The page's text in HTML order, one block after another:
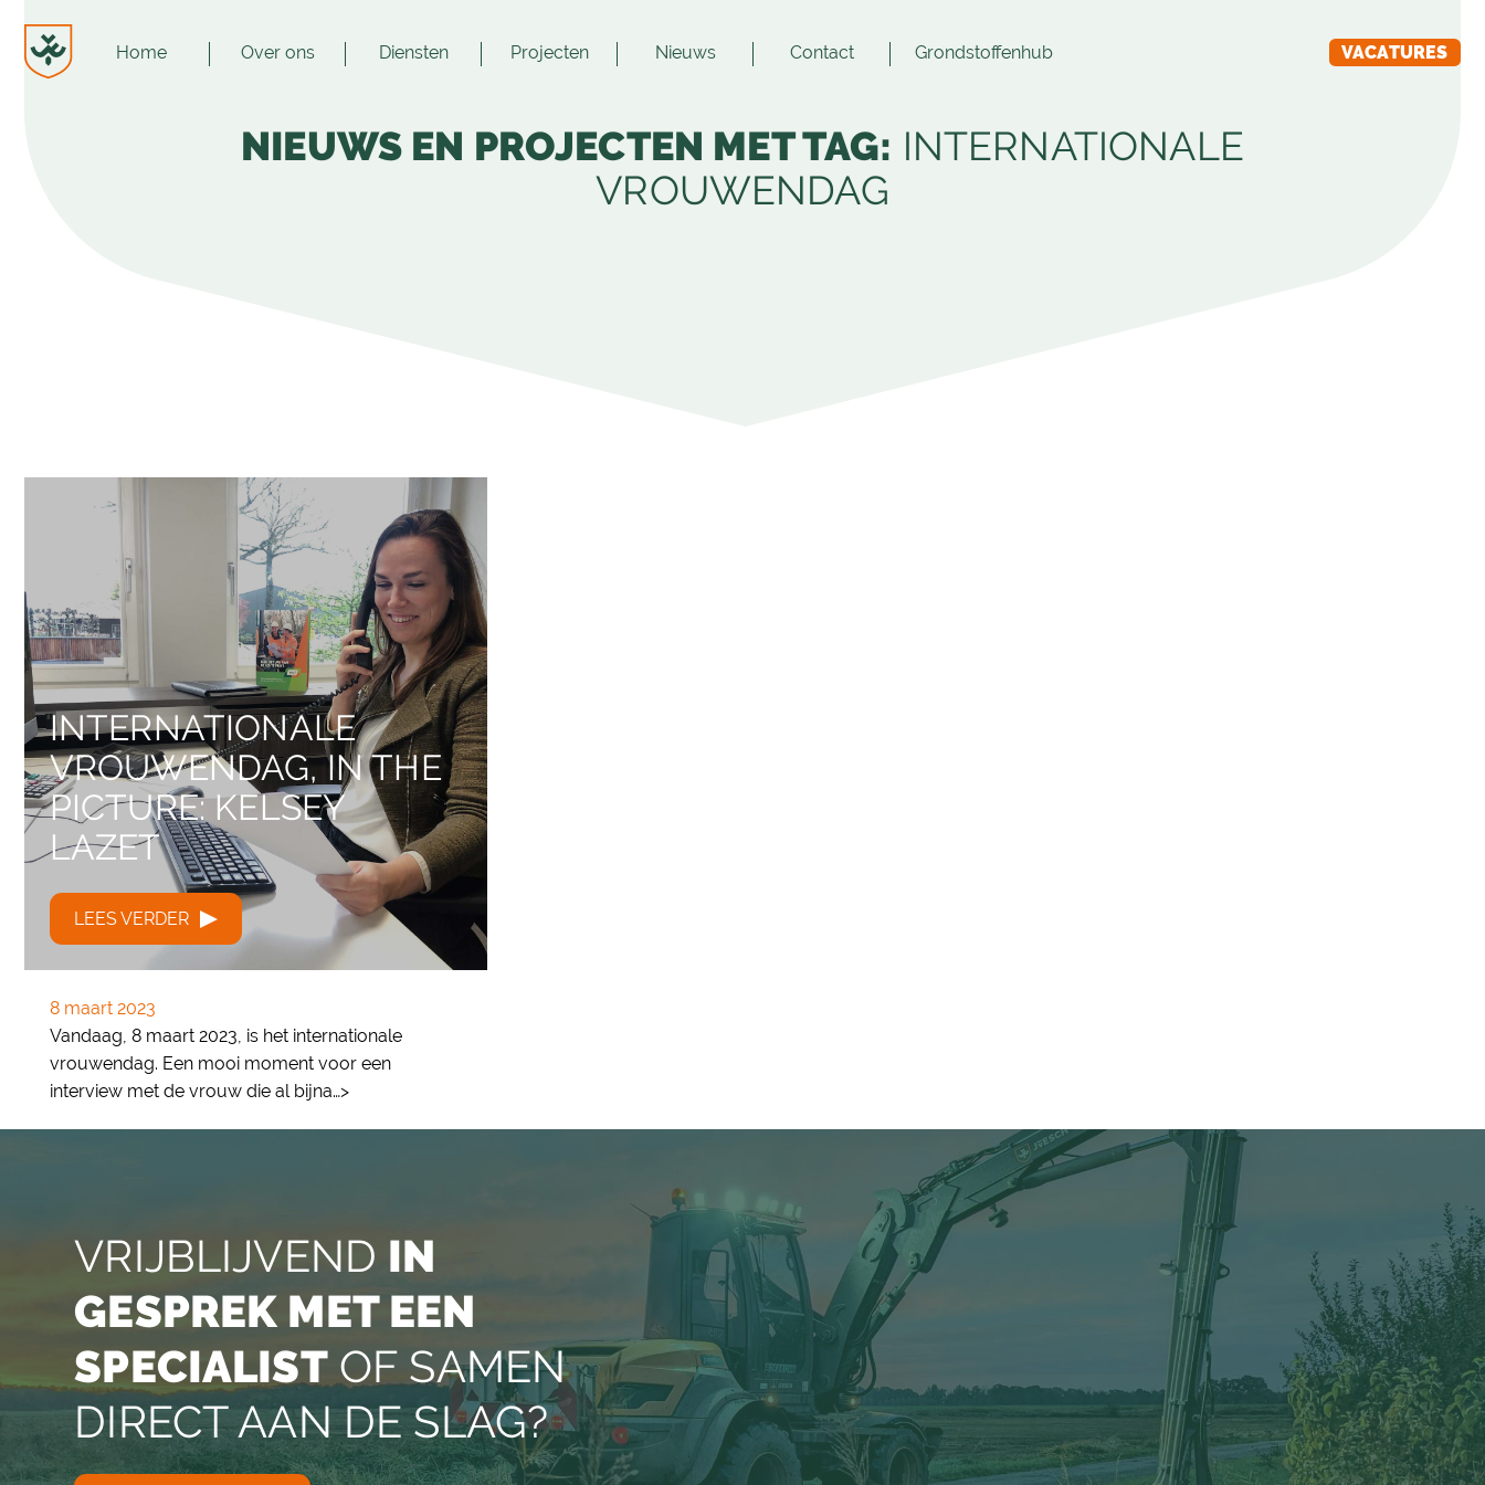
Menu
Home Over ons Diensten Projecten Nieuws Contact Grondstoffenhub VACATURES
NIEUWS EN PROJECTEN MET TAG: INTERNATIONALE
VROUWENDAG
INTERNATIONALE
VROUWENDAG, IN THE
PICTURE: KELSEY
LAZET
LEES VERDER
8 maart 2023
Vandaag, 8 maart 2023, is het internationale
vrouwendag. Een mooi moment voor een
interview met de vrouw die al bijna…>
VRIJBLIJVEND IN
GESPREK MET EEN
SPECIALISTOF SAMEN
DIRECT AAN DE SLAG?